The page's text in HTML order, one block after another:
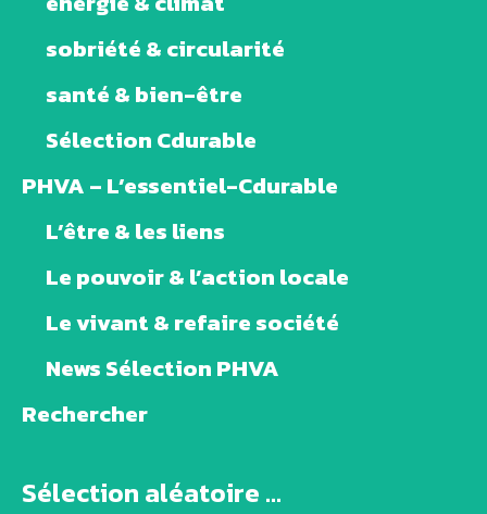
sobriété & circularité
santé & bien-être
Sélection Cdurable
PHVA – L’essentiel-Cdurable
L’être & les liens
Le pouvoir & l’action locale
Le vivant & refaire société
News Sélection PHVA
Rechercher
Sélection aléatoire ...